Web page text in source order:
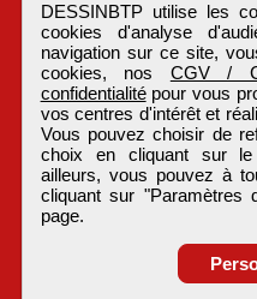
DESSINBTP utilise les
cookies d'analyse
navigation sur ce site,
cookies, nos CGV /
confidentialitépour vous
vos centres d'intérêt et
Vous pouvez choisir de
choix en cliquant sur le
ailleurs, vous pouvez à
cliquant sur
page.